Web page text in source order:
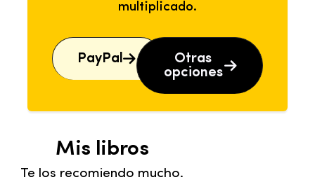
multiplicado.
PayPal
Otras
opciones
Mis libros
Te los recomiendo mucho.